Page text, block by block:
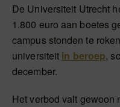
De Universiteit Utrecht
1.800 euro aan boetes
campus stonden te
universiteit in beroep,
december.
Het verbod valt gewoon